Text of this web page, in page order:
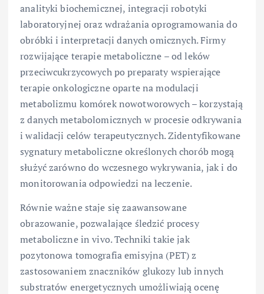
analityki biochemicznej, integracji robotyki
laboratoryjnej oraz wdrażania oprogramowania do
obróbki i interpretacji danych omicznych. Firmy
rozwijające terapie metaboliczne – od leków
przeciwcukrzycowych po preparaty wspierające
terapie onkologiczne oparte na modulacji
metabolizmu komórek nowotworowych – korzystają
z danych metabolomicznych w procesie odkrywania
i walidacji celów terapeutycznych. Zidentyfikowane
sygnatury metaboliczne określonych chorób mogą
służyć zarówno do wczesnego wykrywania, jak i do
monitorowania odpowiedzi na leczenie.
Równie ważne staje się zaawansowane
obrazowanie, pozwalające śledzić procesy
metaboliczne in vivo. Techniki takie jak
pozytonowa tomografia emisyjna (PET) z
zastosowaniem znaczników glukozy lub innych
substratów energetycznych umożliwiają ocenę